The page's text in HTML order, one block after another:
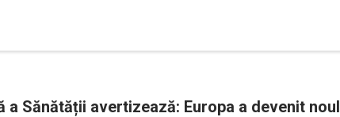
a Sănătății avertizează: Europa a devenit noul